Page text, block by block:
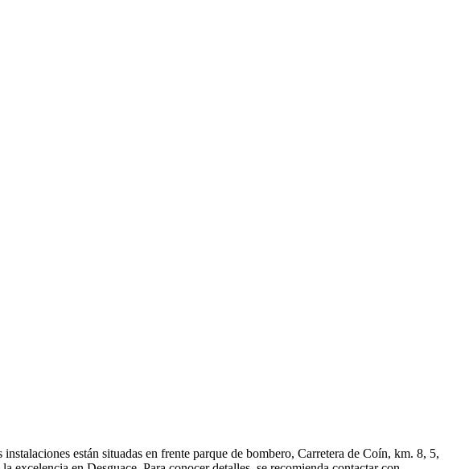
están situadas en frente parque de bombero, Carretera de Coín, km. 8, 5,